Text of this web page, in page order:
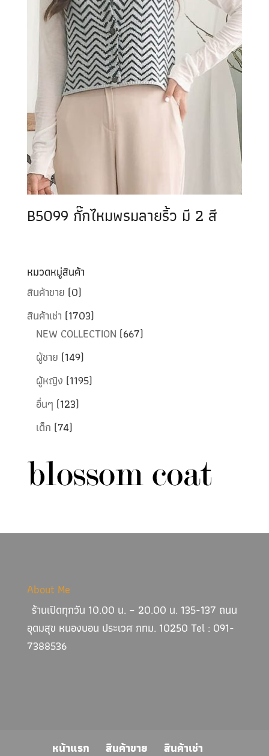
B5099 กั๊กไหมพรมลายริ้ว มี 2 สี
หมวดหมู่สินค้า
สินค้าขาย (0)
สินค้าเช่า (1703)
NEW COLLECTION (667)
ผู้ชาย (149)
ผู้หญิง (1195)
อื่นๆ (123)
เด็ก (74)
About Me
ร้านเปิดทุกวัน 10.00 น. – 20.00 น. 135-137 ถนน
อุดมสุข หนองบอน ประเวศ กทม. 10250 Tel : 091-
7388536
หน้าแรก สินค้าขาย สินค้าเช่า